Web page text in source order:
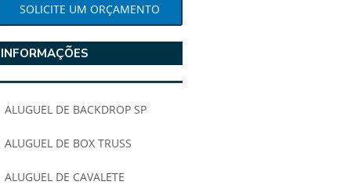
SOLICITE UM ORÇAMENTO
INFORMAÇÕES
ALUGUEL DE BACKDROP SP
ALUGUEL DE BOX TRUSS
ALUGUEL DE CAVALETE